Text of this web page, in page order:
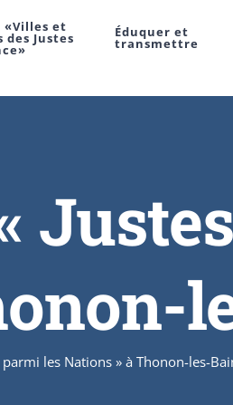
«Villes et
des Justes Éduquer et
transmettre
les Nations » à Thonon-les-